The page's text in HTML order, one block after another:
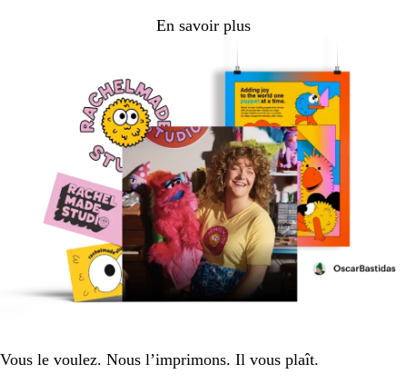
En savoir plus
Vous le voulez. Nous l’imprimons. Il vous plaît.